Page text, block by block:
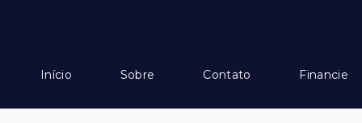
Início Sobre Contato Financie